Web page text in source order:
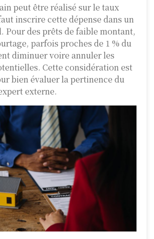
peut être réalisé sur le taux
inscrire cette dépense dans un
Pour des prêts de faible montant,
parfois proches de 1 % du
diminuer voire annuler les
Cette considération est
bien évaluer la pertinence du
externe.